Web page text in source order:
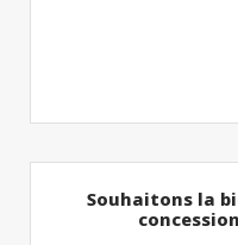
Souhaitons la